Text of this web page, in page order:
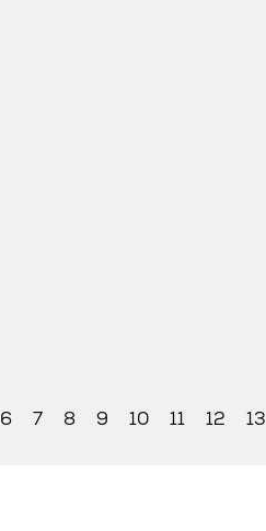
6 7 8 9 10 11 12 13